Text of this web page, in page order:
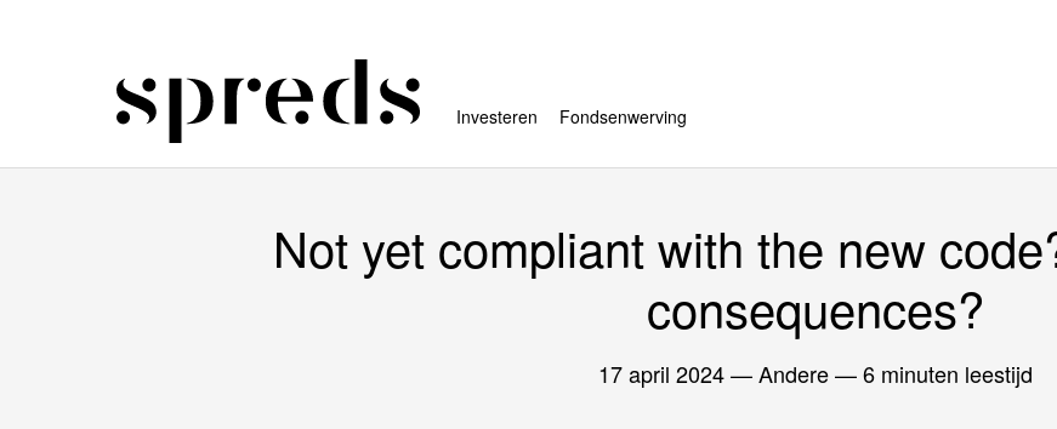
Investeren Fondsenwerving
Not yet compliant with the new
consequences?
17 april 2024— Andere — 6 minuten leestijd